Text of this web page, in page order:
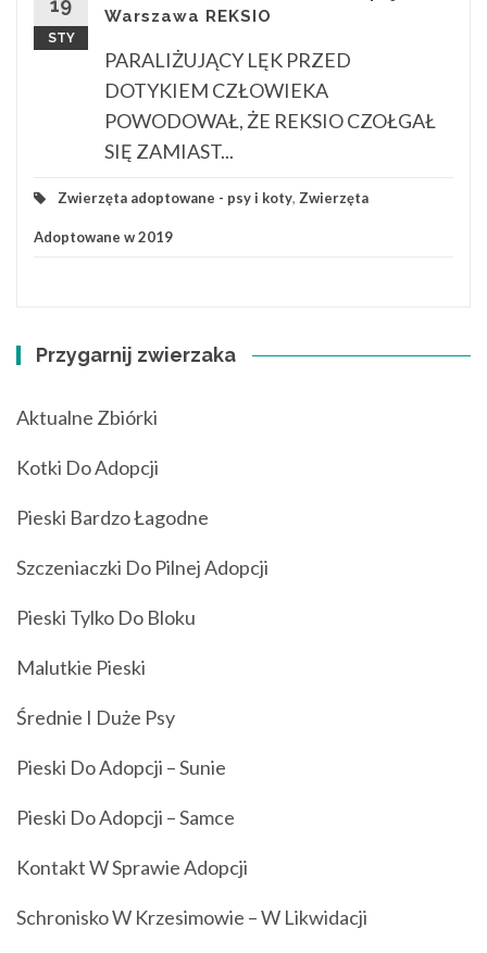
19
STY
Warszawa REKSIO
PARALIŻUJĄCY LĘK PRZED
DOTYKIEM CZŁOWIEKA
POWODOWAŁ, ŻE REKSIO CZOŁGAŁ
SIĘ ZAMIAST...
Zwierzęta adoptowane - psy i koty, Zwierzęta
Adoptowane w 2019
Przygarnij zwierzaka
Aktualne Zbiórki
Kotki Do Adopcji
Pieski Bardzo Łagodne
Szczeniaczki Do Pilnej Adopcji
Pieski Tylko Do Bloku
Malutkie Pieski
Średnie I Duże Psy
Pieski Do Adopcji – Sunie
Pieski Do Adopcji – Samce
Kontakt W Sprawie Adopcji
Schronisko W Krzesimowie – W Likwidacji